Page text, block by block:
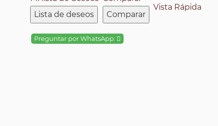
Lista de deseos
Comparar
Vista Rápida
Preguntar por WhatsApp: